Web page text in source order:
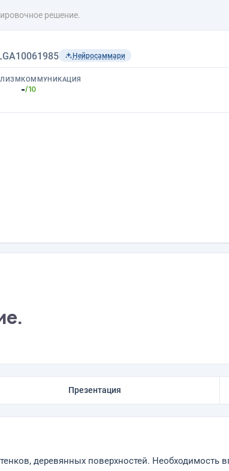
решение.
Нейросаммари
КОММУНИКАЦИЯ
-/10
Презентация
деревянных поверхностей. Необходимость